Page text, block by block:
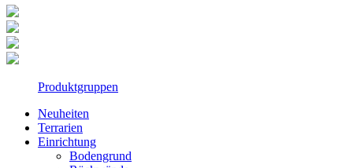
Produktgruppen
Neuheiten
Terrarien
Einrichtung
Bodengrund